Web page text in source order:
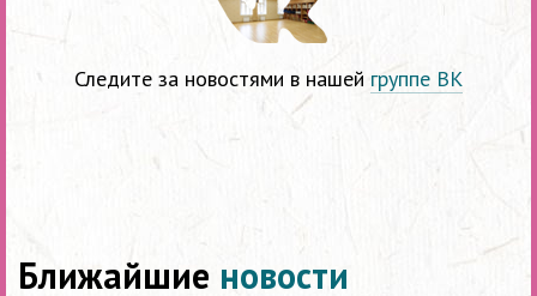
Следите за новостями в нашей группе ВК
Ближайшие новости